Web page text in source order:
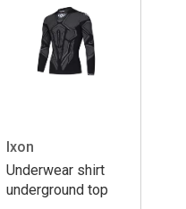
Ixon
Underwear shirt
underground top